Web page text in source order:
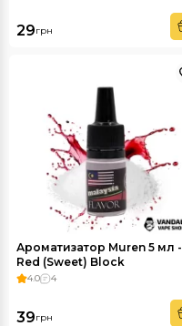
29грн
Ароматизатор Muren 5 мл -
Red (Sweet) Block
4.0 4
39грн